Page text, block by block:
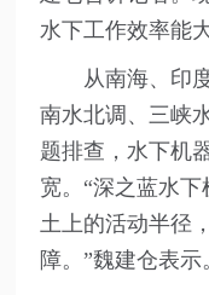
水下工作效率能
从南海、印
南水北调、三峡
题排查，水下机
宽。“深之蓝水
土上的活动半径
障。”魏建仓表示